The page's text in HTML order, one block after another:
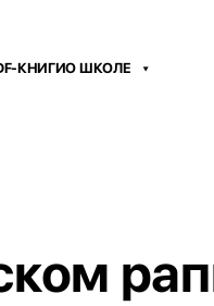
КНИГИО ШКОЛЕ